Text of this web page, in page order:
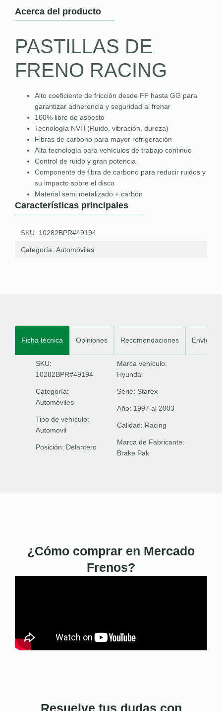
Acerca del producto
PASTILLAS DE
FRENO RACING
Alto coeficiente de fricción desde FF hasta GG para
garantizar adherencia y seguridad al frenar
100% libre de asbesto
Tecnología NVH (Ruido, vibración, dureza)
Fibras de carbono para mayor refrigeración
Alta tecnología para vehículos de trabajo continuo
Control de ruido y gran potencia
Componente de fibra de carbono para reducir ruidos y
su impacto sobre el disco
Material semi metalizado + carbón
Características principales
SKU: 10282BPR#49194
Categoría: Automóviles
Ficha técnica Opiniones Recomendaciones Envíos
SKU:
10282BPR#49194
Categoría:
Automóviles
Tipo de vehículo:
Automovil
Posición: Delantero
Marca vehículo:
Hyundai
Serie: Starex
Año: 1997 al 2003
Calidad: Racing
Marca de Fabricante:
Brake Pak
¿Cómo comprar en Mercado
Frenos?
Resuelve tus dudas con